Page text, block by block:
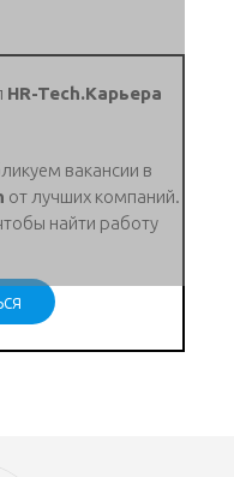
HR-Tech.Карьера
вакансии в
от лучших компаний.
найти работу